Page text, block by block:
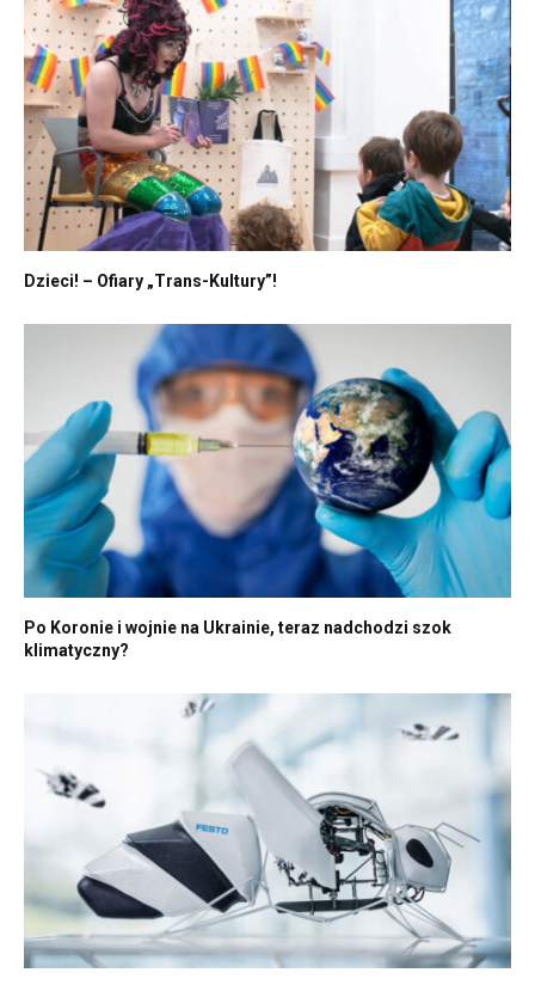
Dzieci! – Ofiary „Trans-Kultury”!
Po Koronie i wojnie na Ukrainie, teraz nadchodzi szok
klimatyczny?